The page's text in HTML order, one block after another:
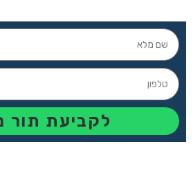
לקביעת תור